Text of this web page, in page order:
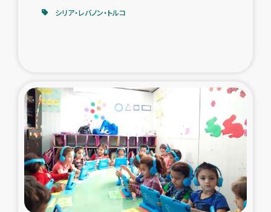
シリア・レバノン・トルコ